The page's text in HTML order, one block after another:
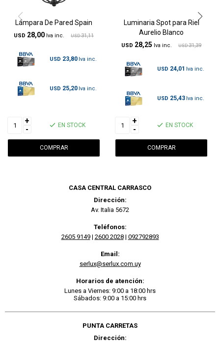
Lámpara De Pared Spain
USD 28,00 USD 31,11
USD 23,80
USD 25,20
+
-
EN STOCK
Luminaria Spot para Riel
Aurelio Blanco
USD 28,25 USD 31,39
USD 24,01
USD 25,43
+
-
EN STOCK
CASA CENTRAL CARRASCO
Dirección:
Av. Italia 5672
Teléfonos:
2605 9149| 2600 2028| 092792893
Email:
serlux@serlux.com.uy
Horarios de atención:
Lunes a Viernes: 9:00 a 18:00 hrs
Sábados: 9:00 a 15:00 hrs
PUNTA CARRETAS
Dirección: